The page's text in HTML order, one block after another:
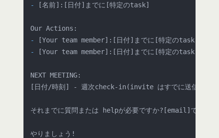
-
[名前]:[日付]までに[特定のtask]
-
-
[Your team member]:[日付]までに[特定のtask]
NEXT MEETING:
[日付/時刻] - 週次check-in(invite はすでに送信されて
それまでに質問または helpが必要ですか?[email]でemail
やりましょう!